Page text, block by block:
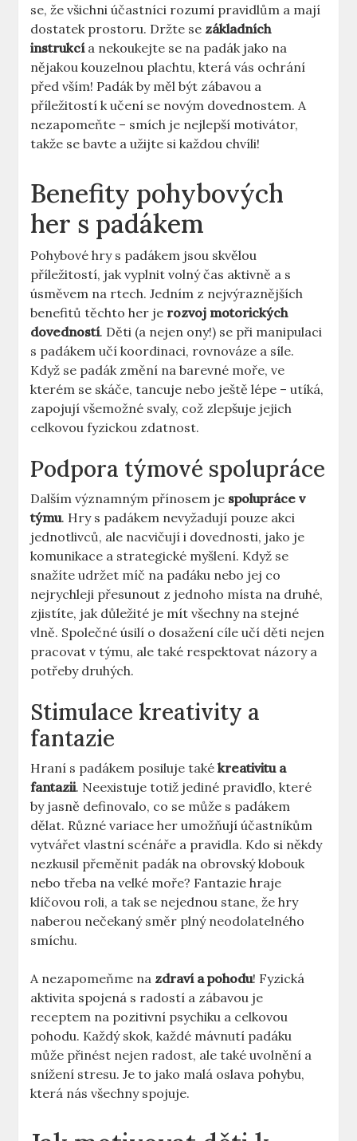
se, že všichni účastníci rozumí pravidlům a mají
dostatek prostoru. Držte se základních
instrukcía nekoukejte se na padák jako na
nějakou kouzelnou plachtu, která vás ochrání
před vším! Padák by měl být zábavou a
příležitostí k učení se novým dovednostem. A
nezapomeňte – smích je nejlepší motivátor,
takže se bavte a užijte si každou chvíli!
Benefity pohybových
her s padákem
Pohybové hry s padákem jsou skvělou
příležitostí, jak vyplnit volný čas aktivně a s
úsměvem na rtech. Jedním z nejvýraznějších
benefitů těchto her je rozvoj motorických
dovedností. Děti (a nejen ony!) se při manipulaci
s padákem učí koordinaci, rovnováze a síle.
Když se padák změní na barevné moře, ve
kterém se skáče, tancuje nebo ještě lépe – utíká,
zapojují všemožné svaly, což zlepšuje jejich
celkovou fyzickou zdatnost.
Podpora týmové spolupráce
Dalším významným přínosem je spolupráce v
týmu. Hry s padákem nevyžadují pouze akci
jednotlivců, ale nacvičují i dovednosti, jako je
komunikace a strategické myšlení. Když se
snažíte udržet míč na padáku nebo jej co
nejrychleji přesunout z jednoho místa na druhé,
zjistíte, jak důležité je mít všechny na stejné
vlně. Společné úsilí o dosažení cíle učí děti nejen
pracovat v týmu, ale také respektovat názory a
potřeby druhých.
Stimulace kreativity a
fantazie
Hraní s padákem posiluje takékreativitu a
fantazii. Neexistuje totiž jediné pravidlo, které
by jasně definovalo, co se může s padákem
dělat. Různé variace her umožňují účastníkům
vytvářet vlastní scénáře a pravidla. Kdo si někdy
nezkusil přeměnit padák na obrovský klobouk
nebo třeba na velké moře? Fantazie hraje
klíčovou roli, a tak se nejednou stane, že hry
naberou nečekaný směr plný neodolatelného
smíchu.
A nezapomeňme na zdraví a pohodu! Fyzická
aktivita spojená s radostí a zábavou je
receptem na pozitivní psychiku a celkovou
pohodu. Každý skok, každé mávnutí padáku
může přinést nejen radost, ale také uvolnění a
snížení stresu. Je to jako malá oslava pohybu,
která nás všechny spojuje.